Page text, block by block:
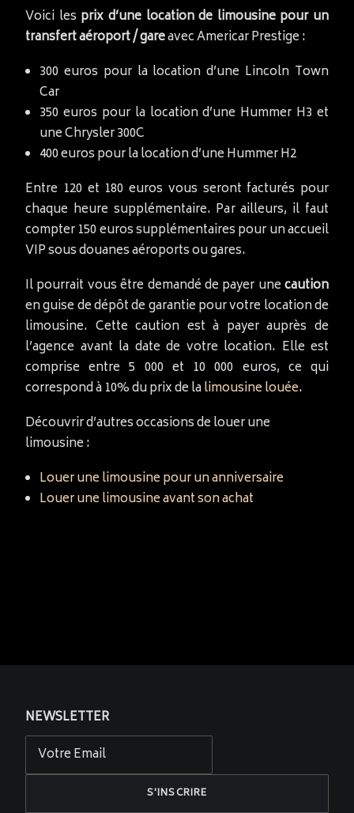
Voici les prix d’une location de limousine pour un
transfert aéroport / gareavec Americar Prestige :
300 euros pour la location d’une Lincoln Town
Car
350 euros pour la location d’une Hummer H3 et
une Chrysler 300C
400 euros pour la location d’une Hummer H2
Entre 120 et 180 euros vous seront facturés pour
chaque heure supplémentaire. Par ailleurs, il faut
compter 150 euros supplémentaires pour un accueil
VIP sous douanes aéroports ou gares.
Il pourrait vous être demandé de payer unecaution
en guise de dépôt de garantie pour votre location de
limousine. Cette caution est à payer auprès de
l’agence avant la date de votre location. Elle est
comprise entre 5 000 et 10 000 euros, ce qui
correspond à 10% du prix de lalimousine louée.
Découvrir d’autres occasions de louer une
limousine :
Louer une limousine pour un anniversaire
Louer une limousine avant son achat
NEWSLETTER